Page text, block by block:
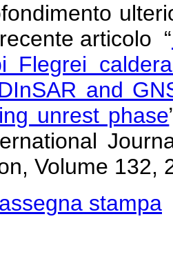
articolo “
Flegrei
and
unrest phase
Volume 132,
stampa